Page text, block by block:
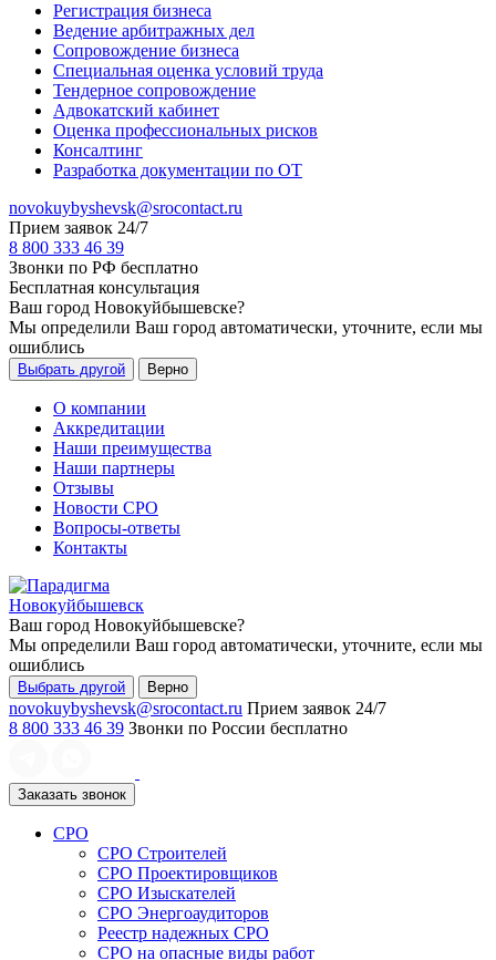
Регистрация бизнеса
Ведение арбитражных дел
Сопровождение бизнеса
Специальная оценка условий труда
Тендерное сопровождение
Адвокатский кабинет
Оценка профессиональных рисков
Консалтинг
Разработка документации по ОТ
novokuybyshevsk@srocontact.ru
Прием заявок 24/7
8 800 333 46 39
Звонки по РФ бесплатно
Бесплатная консультация
Ваш город Новокуйбышевске?
Мы определили Ваш город автоматически, уточните, если мы
ошиблись
Выбрать другой Верно
О компании
Аккредитации
Наши преимущества
Наши партнеры
Отзывы
Новости СРО
Вопросы-ответы
Контакты
Новокуйбышевск
Ваш город Новокуйбышевске?
Мы определили Ваш город автоматически, уточните, если мы
ошиблись
Выбрать другой Верно
novokuybyshevsk@srocontact.ru Прием заявок 24/7
8 800 333 46 39 Звонки по России бесплатно
Заказать звонок
СРО
СРО Строителей
СРО Проектировщиков
СРО Изыскателей
СРО Энергоаудиторов
Реестр надежных СРО
СРО на опасные виды работ